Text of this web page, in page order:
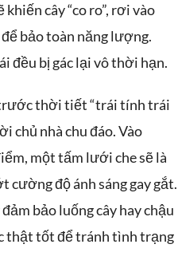
cây “co ro”, rơi vào
bảo toàn năng lượng.
đều bị gác lại vô thời hạn.
trước thời tiết “trái tính trái
chủ nhà chu đáo. Vào
một tấm lưới che sẽ là
cường độ ánh sáng gay gắt.
bảo luống cây hay chậu
thật tốt để tránh tình trạng